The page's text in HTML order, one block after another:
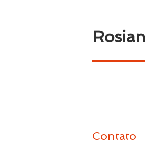
Contato